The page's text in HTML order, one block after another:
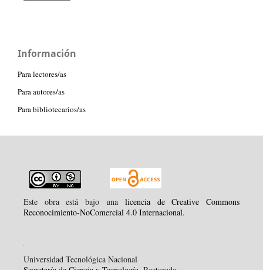
Información
Para lectores/as
Para autores/as
Para bibliotecarios/as
Este obra está bajo una licencia de Creative Commons
Reconocimiento-NoComercial 4.0 Internacional.
Universidad Tecnológica Nacional